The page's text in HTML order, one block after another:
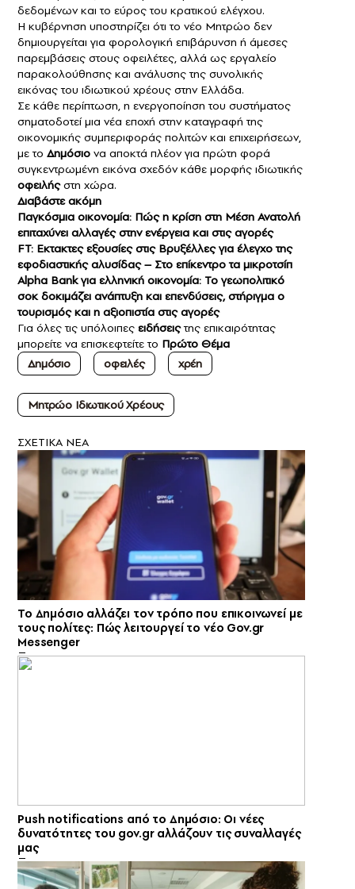
δεδομένων και το εύρος του κρατικού ελέγχου.
Η κυβέρνηση υποστηρίζει ότι το νέο Μητρώο δεν
δημιουργείται για φορολογική επιβάρυνση ή άμεσες
παρεμβάσεις στους οφειλέτες, αλλά ως εργαλείο
παρακολούθησης και ανάλυσης της συνολικής
εικόνας του ιδιωτικού χρέους στην Ελλάδα.
Σε κάθε περίπτωση, η ενεργοποίηση του συστήματος
σηματοδοτεί μια νέα εποχή στην καταγραφή της
οικονομικής συμπεριφοράς πολιτών και επιχειρήσεων,
με το Δημόσιο να αποκτά πλέον για πρώτη φορά
συγκεντρωμένη εικόνα σχεδόν κάθε μορφής ιδιωτικής
οφειλής στη χώρα.
Διαβάστε ακόμη
Παγκόσμια οικονομία: Πώς η κρίση στη Μέση Ανατολή
επιταχύνει αλλαγές στην ενέργεια και στις αγορές
FT: Eκτακτες εξουσίες στις Βρυξέλλες για έλεγχο της
εφοδιαστικής αλυσίδας – Στο επίκεντρο τα μικροτσίπ
Alpha Bank για ελληνική οικονομία: Το γεωπολιτικό
σοκ δοκιμάζει ανάπτυξη και επενδύσεις, στήριγμα ο
τουρισμός και η αξιοπιστία στις αγορές
Για όλες τις υπόλοιπες ειδήσειςτης επικαιρότητας
μπορείτε να επισκεφτείτε το Πρώτο Θέμα
Δημόσιο
οφειλές χρέη
Μητρώο Ιδιωτικού Χρέους
ΣXETIKA NEA
Το Δημόσιο αλλάζει τον τρόπο που επικοινωνεί με
τους πολίτες: Πώς λειτουργεί το νέο Gov.gr
Messenger
Push notifications από το Δημόσιο: Οι νέες
δυνατότητες του gov.gr αλλάζουν τις συναλλαγές
μας